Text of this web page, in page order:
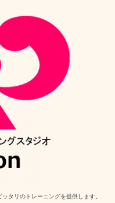
タリのトレーニングを提供します。